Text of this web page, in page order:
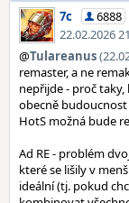
7c
6888
22.02.2026
@Tulareanus
remaster, a ne
nepřijde - proč taky,
obecně
HotS možná bude
Ad RE - problém
které se lišily v
ideální (tj. pokud